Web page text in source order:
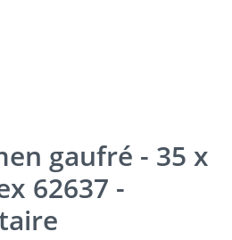
gaufré - 35 x
62637 -